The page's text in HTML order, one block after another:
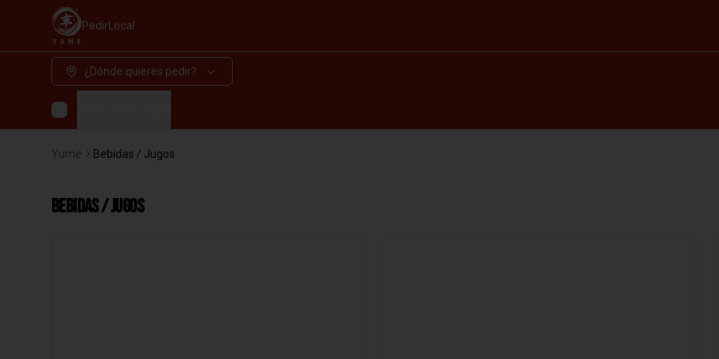
Pedir Local
¿Dónde quieres pedir?
Yume Bebidas / Jugos
Bebidas / Jugos